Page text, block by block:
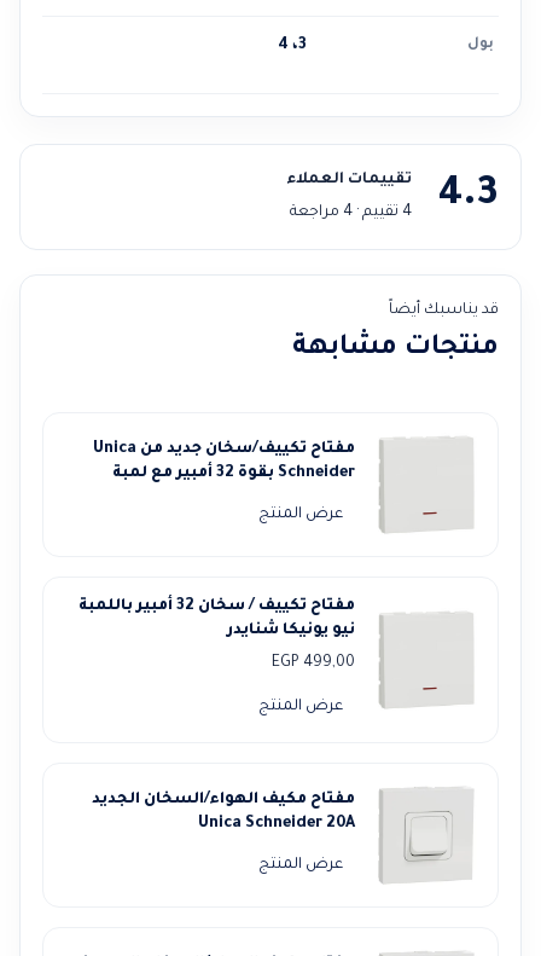
بول 3، 4
4.3
تقييمات العملاء
4 تقييم · 4 مراجعة
قد يناسبك أيضاً
منتجات مشابهة
مفتاح تكييف/سخان جديد من Unica
Schneider بقوة 32 أمبير مع لمبة
عرض المنتج
مفتاح تكييف / سخان 32 أمبير باللمبة
نيو يونيكا شنايدر
499,00
EGP
عرض المنتج
مفتاح مكيف الهواء/السخان الجديد
Unica Schneider 20A
عرض المنتج